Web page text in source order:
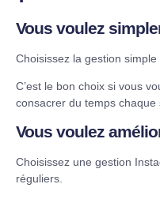
Vous voulez
Choisissez la gestion simple
C’est le bon choix si vous
consacrer du temps chaque
Vous voulez
Choisissez une gestion
réguliers.